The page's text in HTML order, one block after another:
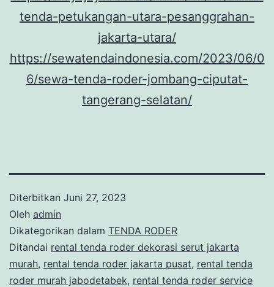
tenda-petukangan-utara-pesanggrahan-
jakarta-utara/
https://sewatendaindonesia.com/2023/06/0
6/sewa-tenda-roder-jombang-ciputat-
tangerang-selatan/
Diterbitkan Juni 27, 2023
Oleh admin
Dikategorikan dalam TENDA RODER
Ditandai rental tenda roder dekorasi serut jakarta
murah, rental tenda roder jakarta pusat, rental tenda
roder murah jabodetabek, rental tenda roder service